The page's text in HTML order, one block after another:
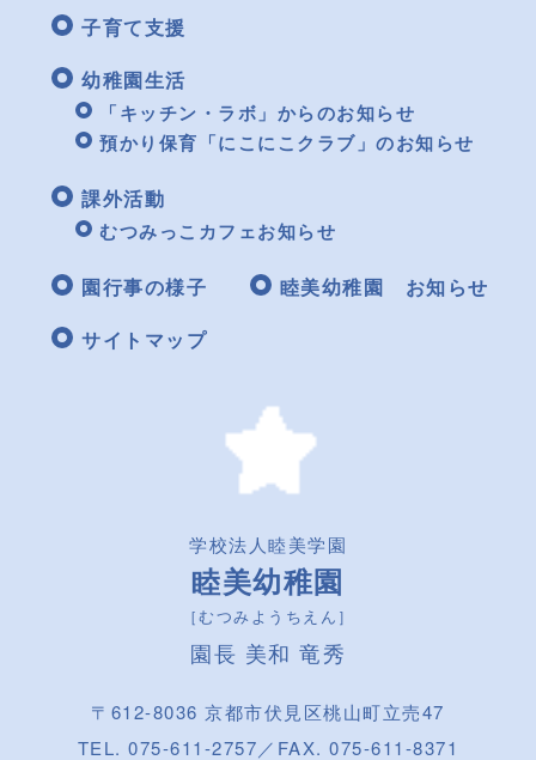
子育て支援
幼稚園生活
「キッチン・ラボ」からのお知らせ
預かり保育「にこにこクラブ」のお知らせ
課外活動
むつみっこカフェお知らせ
園行事の様子
睦美幼稚園 お知らせ
サイトマップ
学校法人睦美学園
睦美幼稚園
［むつみようちえん］
園長 美和 竜秀
〒612-8036 京都市伏見区桃山町立売47
TEL. 075-611-2757／FAX. 075-611-8371